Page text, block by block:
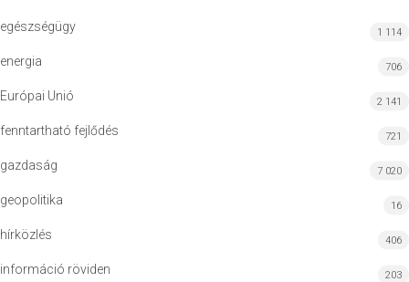
egészségügy 1 114
energia 706
Európai Unió 2 141
fenntartható fejlődés 721
gazdaság 7 020
geopolitika 16
hírközlés 406
információ röviden 203